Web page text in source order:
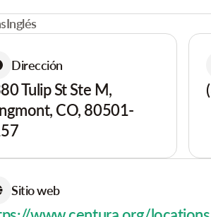
Inglés
Dirección
Tulip St Ste M,
CO, 80501-
Sitio web